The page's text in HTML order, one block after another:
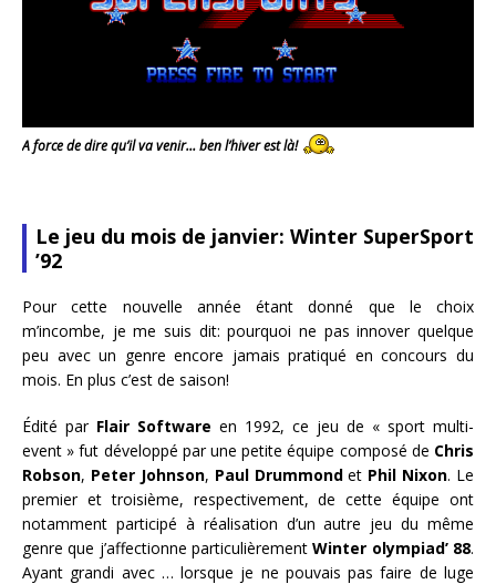
A force de dire qu’il va venir… ben l’hiver est là!
Le jeu du mois de janvier: Winter SuperSport
’92
Pour cette nouvelle année étant donné que le choix
m’incombe, je me suis dit: pourquoi ne pas innover quelque
peu avec un genre encore jamais pratiqué en concours du
mois. En plus c’est de saison!
Édité par Flair Software en 1992, ce jeu de « sport multi-
event » fut développé par une petite équipe composé de Chris
Robson, Peter Johnson, Paul Drummondet Phil Nixon. Le
premier et troisième, respectivement, de cette équipe ont
notamment participé à réalisation d’un autre jeu du même
genre que j’affectionne particulièrementWinter olympiad’ 88.
Ayant grandi avec … lorsque je ne pouvais pas faire de luge